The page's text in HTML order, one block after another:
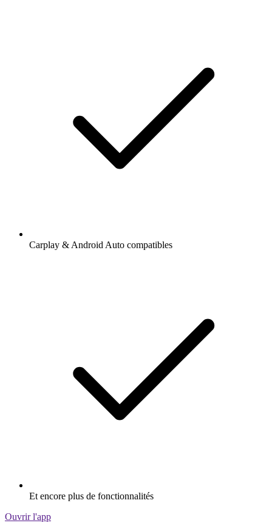
Carplay & Android Auto compatibles
Et encore plus de fonctionnalités
Ouvrir l'app